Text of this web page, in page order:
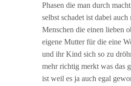
Phasen die man durch
selbst schadet ist dabei
Menschen die einen lieben
eigene Mutter für die eine
und ihr Kind sich so zu
mehr richtig merkt was das
ist weil es ja auch egal